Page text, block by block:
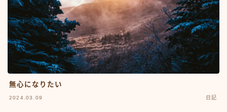
無心になりたい
2024.03.09 日記